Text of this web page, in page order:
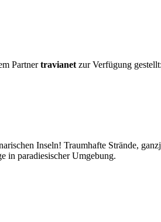
Partnertravianet zur Verfügung gestellt:
Inseln! Traumhafte Strände,
in paradiesischer Umgebung.